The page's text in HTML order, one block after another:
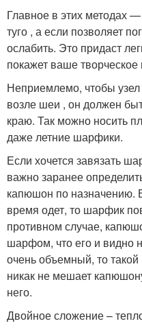
Главное в этих методах
туго , а если позволяет
ослабить. Это придаст
покажет ваше творческое
Неприемлемо, чтобы
возле шеи , он должен
краю. Так можно носить
даже летние шарфики.
Если хочется завязать
важно заранее
капюшон по назначению.
время одет, то шарфик
противном случае,
шарфом, что его и видно
очень объемный, то
никак не мешает
него.
Двойное сложение –